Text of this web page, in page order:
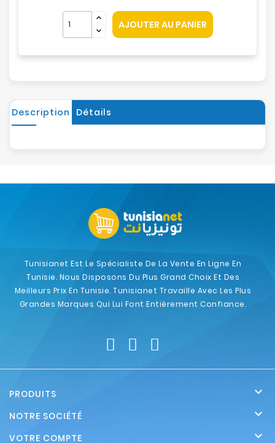
AJOUTER AU PANIER
Description Détails
Tunisianet Est Le Spécialiste De La Vente En Ligne En
Tunisie. Nous Disposons Du Plus Grand Choix Et Des
Meilleurs Prix En Tunisie. Tunisianet Travaille Avec Les Plus
Grandes Marques Qui Lui Font Entièrement Confiance.
PRODUITS 
NOTRE SOCIÉTÉ 
VOTRE COMPTE 